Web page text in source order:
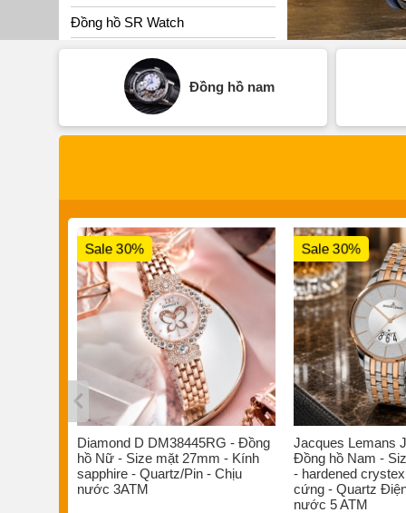
Đồng hồ SR Watch
Đồng hồ nam
Sale 30%
Diamond D DM38445RG - Đồng
hồ Nữ - Size mặt 27mm - Kính
sapphire - Quartz/Pin - Chịu
nước 3ATM
Sale 30%
Jacques Lemans
Đồng hồ Nam -
- hardened
cứng - Quartz
nước 5 ATM